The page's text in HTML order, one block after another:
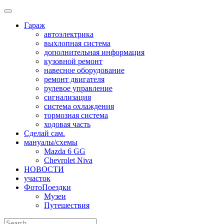
Skip
contentГараж
автоэлектрика
выхлопная система
дополнительная информация
кузовной ремонт
навесное оборудование
ремонт двигателя
рулевое управление
сигнализация
система охлаждения
тормозная система
ходовая часть
Сделай сам.
мануалы/схемы
Mazda 6 GG
Chevrolet Niva
НОВОСТИ
участок
ФотоПоездки
Музеи
Путешествия
Search